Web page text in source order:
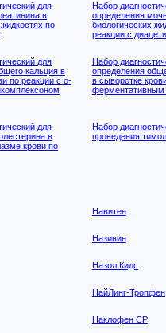
для
в
по
Набор
определения
биологических
реакции с
для
кальция в
по реакции с о-
Набор
определения
в сыворотке
ферментативным
для
в
крови по
Набор
проведения
Навитен
Називин
Назол Кидс
НайЛинг-Тропфен
Наклофен СР